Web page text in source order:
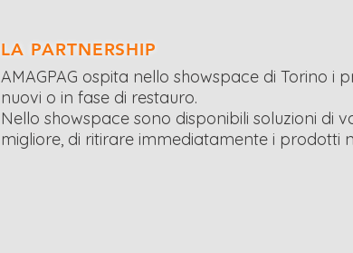
LA PARTNERSHIP
AMAGPAG ospita nello showspace di Torino i
nuovi o in fase di restauro.
Nello showspace sono disponibili soluzioni di
migliore, di ritirare immediatamente i prodotti